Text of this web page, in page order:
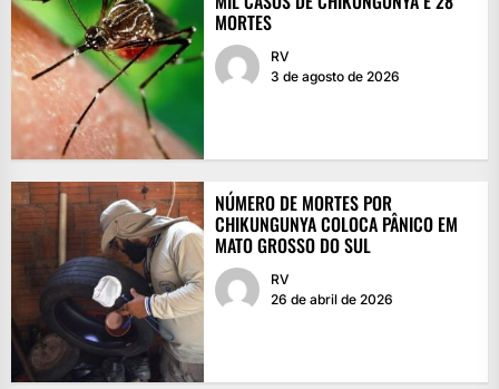
MORTES
RV
3 de agosto de 2026
NÚMERO DE MORTES POR
CHIKUNGUNYA COLOCA PÂNICO EM
MATO GROSSO DO SUL
RV
26 de abril de 2026